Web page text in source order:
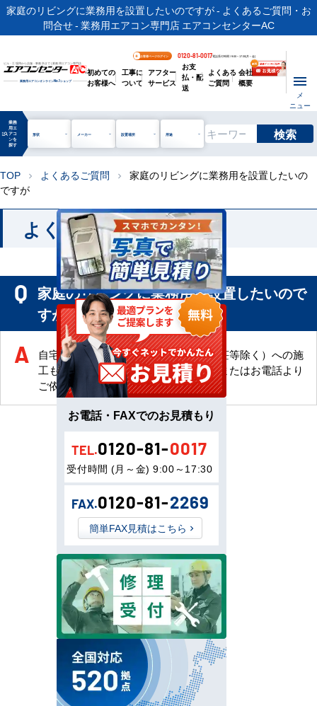
家庭のリビングに業務用を設置したいのですが - よくあるご質問・お
問合せ - 業務用エアコン専門店 エアコンセンターAC
ビル・工場用から店舗・事務所まで | 業務用エアコン専門店
業務用エアコンオンラインNo.1ショップ
お客様ページログイン 0120-81-0017電話受付時間 / 9:00～17:30(月～金)
初めての
お客様へ
工事に
ついて
アフター
サービス
お支
払・配
送
よくある
ご質問
会社
概要
メ
ニュー
manage_search
業務
用エ
アコ
ンを
探す
形状 メーカー 設置場所 用途 検索
TOP chevron_right よくあるご質問 chevron_right
家庭のリビングに業務用を設置したいの
ですが
よくあるご質問
家庭のリビングに業務用を設置したいので
すが。
自宅・マンションなどの一般住宅（別荘等除く）への施
工もお請けします。お見積りフォームまたはお電話より
ご依頼ください。
お電話・FAXでのお見積もり
TEL.0120-81-0017
受付時間 (月～金) 9:00～17:30
FAX.0120-81-2269
簡単FAX見積はこちら